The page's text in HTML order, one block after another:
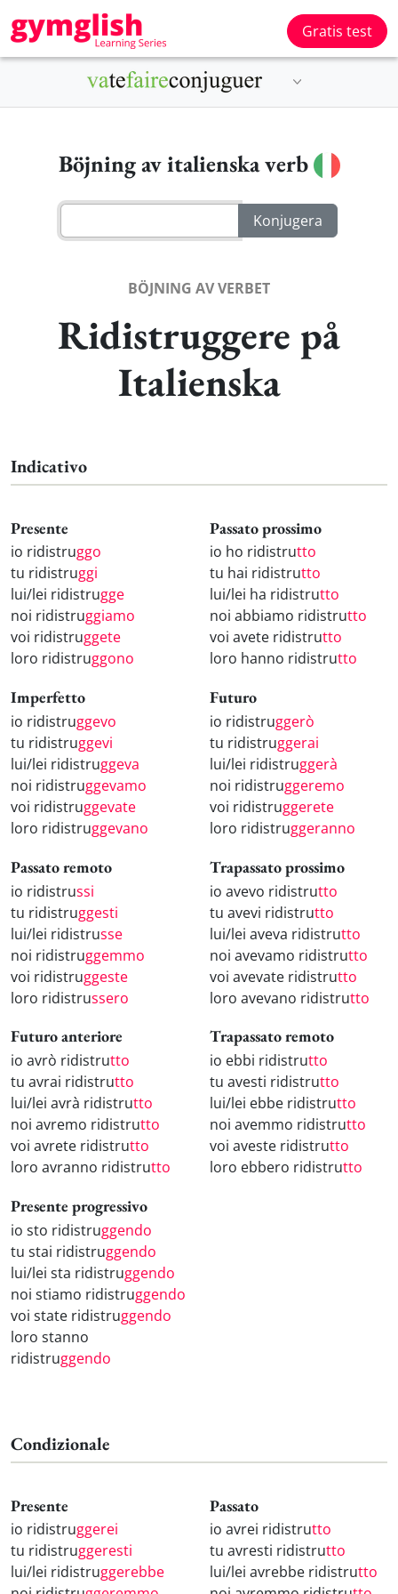
Gratis test
Böjning av italienska verb
BÖJNING AV VERBET
Ridistruggere på
Italienska
Indicativo
Presente
io ridistruggo
tu ridistruggi
lui/lei ridistrugge
noi ridistruggiamo
voi ridistruggete
loro ridistruggono
Passato prossimo
io ho ridistrutto
tu hai ridistrutto
lui/lei ha ridistrutto
noi abbiamo ridistrutto
voi avete ridistrutto
loro hanno ridistrutto
Imperfetto
io ridistruggevo
tu ridistruggevi
lui/lei ridistruggeva
noi ridistruggevamo
voi ridistruggevate
loro ridistruggevano
Futuro
io ridistruggerò
tu ridistruggerai
lui/lei ridistruggerà
noi ridistruggeremo
voi ridistruggerete
loro ridistruggeranno
Passato remoto
io ridistrussi
tu ridistruggesti
lui/lei ridistrusse
noi ridistruggemmo
voi ridistruggeste
loro ridistrussero
Trapassato prossimo
io avevo ridistrutto
tu avevi ridistrutto
lui/lei aveva ridistrutto
noi avevamo ridistrutto
voi avevate ridistrutto
loro avevano ridistrutto
Futuro anteriore
io avrò ridistrutto
tu avrai ridistrutto
lui/lei avrà ridistrutto
noi avremo ridistrutto
voi avrete ridistrutto
loro avranno ridistrutto
Trapassato remoto
io ebbi ridistrutto
tu avesti ridistrutto
lui/lei ebbe ridistrutto
noi avemmo ridistrutto
voi aveste ridistrutto
loro ebbero ridistrutto
Presente progressivo
io sto ridistruggendo
tu stai ridistruggendo
lui/lei sta ridistruggendo
noi stiamo ridistruggendo
voi state ridistruggendo
loro stanno
ridistruggendo
Condizionale
Presente
io ridistruggerei
tu ridistruggeresti
lui/lei ridistruggerebbe
Passato
io avrei ridistrutto
tu avresti ridistrutto
lui/lei avrebbe ridistrutto